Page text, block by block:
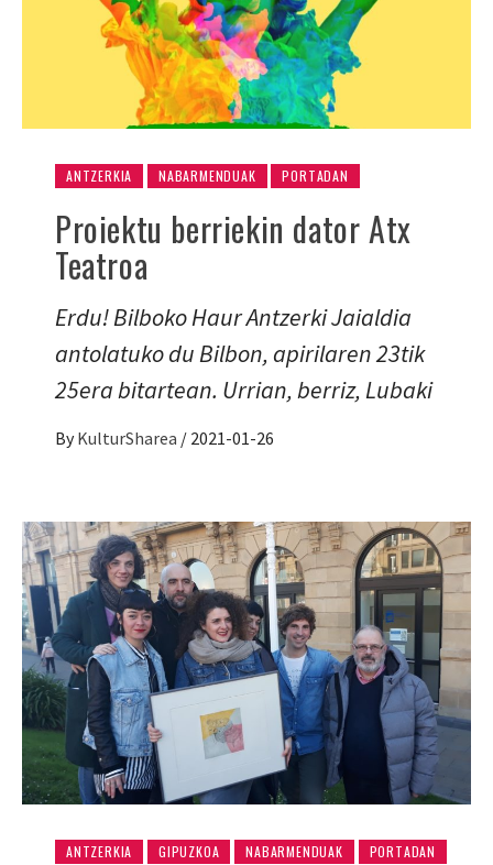
ANTZERKIA NABARMENDUAK PORTADAN
Proiektu berriekin dator Atx
Teatroa
Erdu! Bilboko Haur Antzerki Jaialdia
antolatuko du Bilbon, apirilaren 23tik
25era bitartean. Urrian, berriz, Lubaki
By KulturSharea / 2021-01-26
ANTZERKIA GIPUZKOA NABARMENDUAK PORTADAN